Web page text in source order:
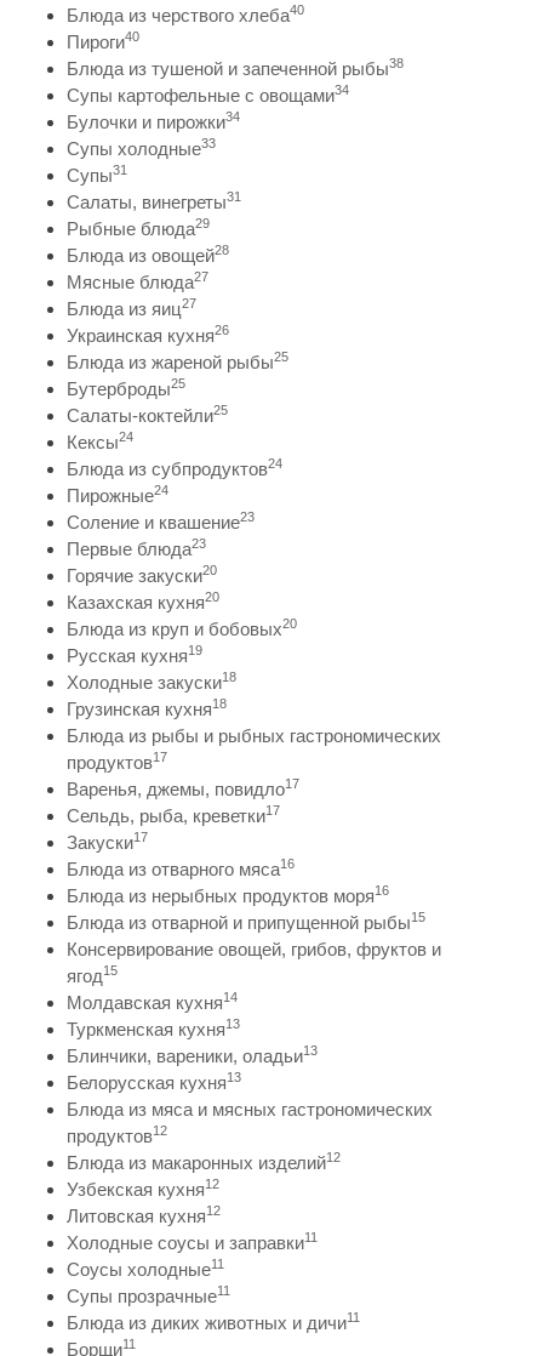
Блюда из черствого хлеба40
Пироги40
Блюда из тушеной и запеченной рыбы38
Супы картофельные с овощами34
Булочки и пирожки34
Супы холодные33
Супы31
Салаты, винегреты31
Рыбные блюда29
Блюда из овощей28
Мясные блюда27
Блюда из яиц27
Украинская кухня26
Блюда из жареной рыбы25
Бутерброды25
Салаты-коктейли25
Кексы24
Блюда из субпродуктов24
Пирожные24
Соление и квашение23
Первые блюда23
Горячие закуски20
Казахская кухня20
Блюда из круп и бобовых20
Русская кухня19
Холодные закуски18
Грузинская кухня18
Блюда из рыбы и рыбных гастрономических
продуктов17
Варенья, джемы, повидло17
Сельдь, рыба, креветки17
Закуски17
Блюда из отварного мяса16
Блюда из нерыбных продуктов моря16
Блюда из отварной и припущенной рыбы15
Консервирование овощей, грибов, фруктов и
ягод15
Молдавская кухня14
Туркменская кухня13
Блинчики, вареники, оладьи13
Белорусская кухня13
Блюда из мяса и мясных гастрономических
продуктов12
Блюда из макаронных изделий12
Узбекская кухня12
Литовская кухня12
Холодные соусы и заправки11
Соусы холодные11
Супы прозрачные11
Блюда из диких животных и дичи11
Борщи11